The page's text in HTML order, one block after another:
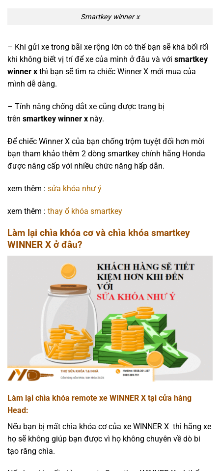
Smartkey winner x
– Khi gửi xe trong bãi xe rộng lớn có thể bạn sẽ khá bối rối
khi không biết vị trí để xe của mình ở đâu và với smartkey
winner x thì bạn sẽ tìm ra chiếc Winner X mới mua của
mình dễ dàng.
– Tính năng chống dắt xe cũng được trang bị
trên smartkey winner x này.
Để chiếc Winner X của bạn chống trộm tuyệt đối hơn mời
bạn tham khảo thêm 2 dòng smartkey chính hãng Honda
được nâng cấp với nhiều chức năng hấp dẫn.
xem thêm : sửa khóa như ý
xem thêm : thay ổ khóa smartkey
Làm lại chìa khóa cơ và chìa khóa smartkey
WINNER X ở đâu?
Làm lại chìa khóa remote xe WINNER X tại cửa hàng
Head:
Nếu bạn bị mất chìa khóa cơ của xe WINNER X thì hãng xe
họ sẽ không giúp bạn được vì họ không chuyên về dò bi
tạo răng chìa.